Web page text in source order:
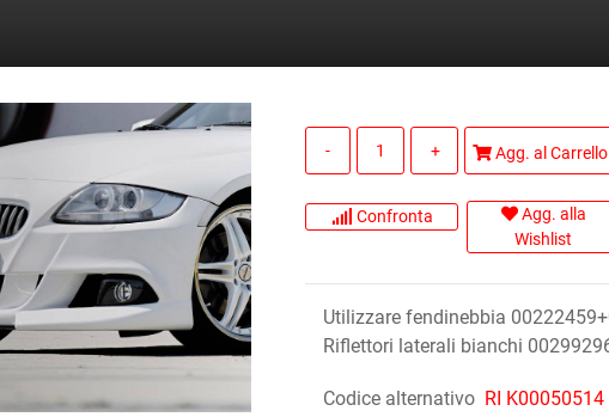
Quantità
Agg. al Carrello
Confronta
Agg. alla
Wishlist
Utilizzare fendinebbia
Riflettori laterali bianchi
Codice alternativo RI K00050514